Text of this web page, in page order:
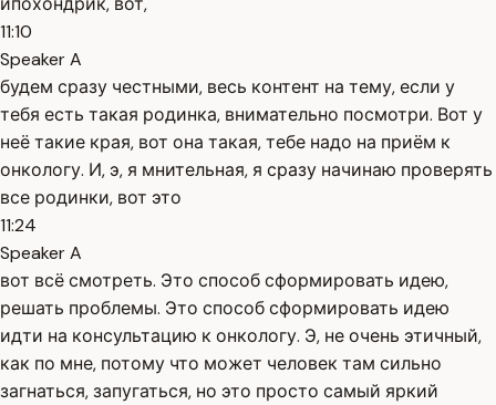
11:10
Speaker A
будем сразу честными, весь контент на тему, если у
тебя есть такая родинка, внимательно посмотри. Вот у
неё такие края, вот она такая, тебе надо на приём к
онкологу. И, э, я мнительная, я сразу начинаю проверять
все родинки, вот это
11:24
Speaker A
вот всё смотреть. Это способ сформировать идею,
решать проблемы. Это способ сформировать идею
идти на консультацию к онкологу. Э, не очень этичный,
как по мне, потому что может человек там сильно
загнаться, запугаться, но это просто самый яркий